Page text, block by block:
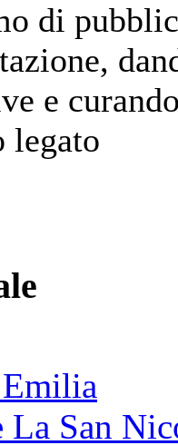
di
e
legato
La San